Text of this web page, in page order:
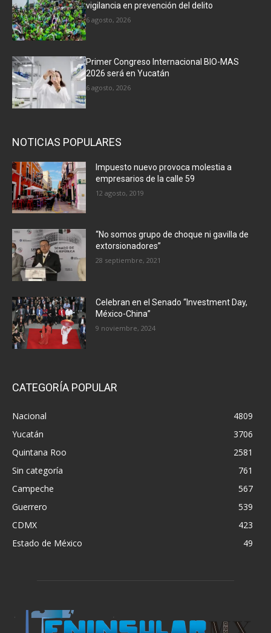
vigilancia en prevención del delito
6 agosto, 2026
Primer Congreso Internacional BIO-MAS
2026 será en Yucatán
6 agosto, 2026
NOTICIAS POPULARES
Impuesto nuevo provoca molestia a
empresarios de la calle 59
12 agosto, 2019
“No somos grupo de choque ni gavilla de
extorsionadores”
28 septiembre, 2021
Celebran en el Senado “Investment Day,
México-China”
9 noviembre, 2024
CATEGORÍA POPULAR
Nacional
4809
Yucatán
3706
Quintana Roo
2581
Sin categoría
761
Campeche
567
Guerrero
539
CDMX
423
Estado de México
49